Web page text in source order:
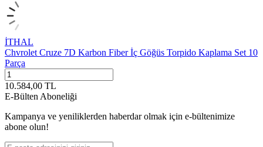
İTHAL
Chvrolet Cruze 7D Karbon Fiber İç Göğüs Torpido Kaplama Set 10
Parça
10.584,00 TL
E-Bülten Aboneliği
Kampanya ve yeniliklerden haberdar olmak için e-bültenimize
abone olun!